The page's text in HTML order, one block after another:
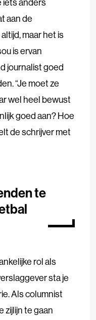
iets anders
aan de
maar het is
is ervan
journalist goed
“Je moet ze
wel heel bewust
goed aan? Hoe
de schrijver met
te
rol als
sta je
Als columnist
zijlijn te gaan